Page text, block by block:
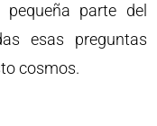
parte del
esas preguntas
cosmos.